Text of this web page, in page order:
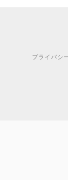
プライバシ